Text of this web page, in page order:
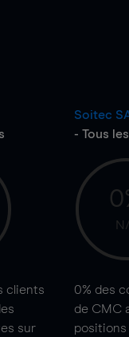
clients
sur
Soitec
- Tous
0% des
de CMC